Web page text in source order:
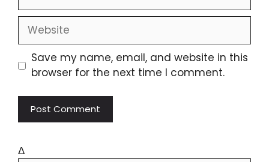
Save my name, email, and website in this
browser for the next time I comment.
Δ